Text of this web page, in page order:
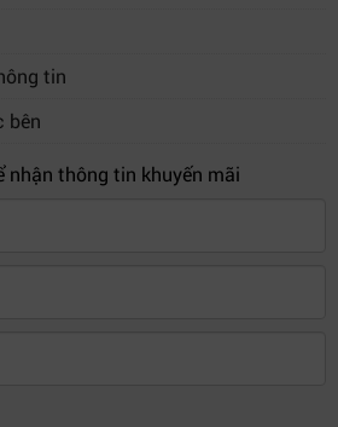
tin
bên
nhận thông tin khuyến mãi